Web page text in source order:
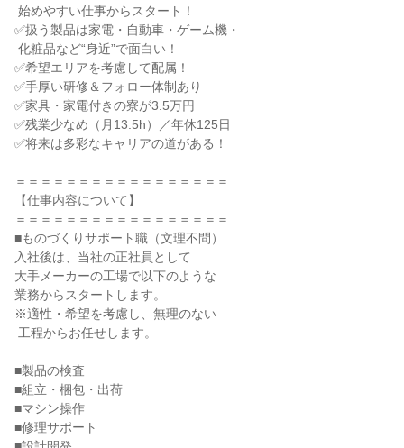
✅扱う製品は家電・自動車・ゲーム機・
✅希望エリアを考慮して配属！
✅手厚い研修＆フォロー体制あり
✅家具・家電付きの寮が3.5万円
✅残業少なめ（月13.5h）／年休125日
✅将来は多彩なキャリアの道がある！
＝＝＝＝＝＝＝＝＝＝＝＝＝＝＝＝＝
【仕事内容について】
＝＝＝＝＝＝＝＝＝＝＝＝＝＝＝＝＝
■ものづくりサポート職（文理不問）
入社後は、当社の正社員として
大手メーカーの工場で以下のような
業務からスタートします。
※適性・希望を考慮し、無理のない
■製品の検査
■組立・梱包・出荷
■マシン操作
■修理サポート